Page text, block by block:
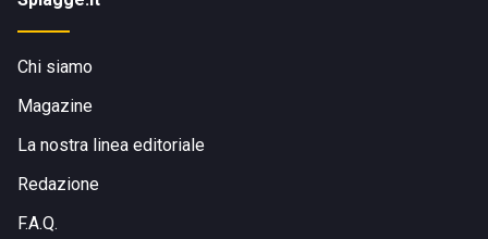
Chi siamo
Magazine
La nostra linea editoriale
Redazione
F.A.Q.